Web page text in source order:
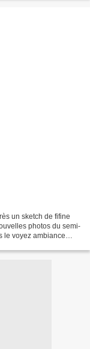
un sketch de fifine
photos du semi-
le voyez ambiance